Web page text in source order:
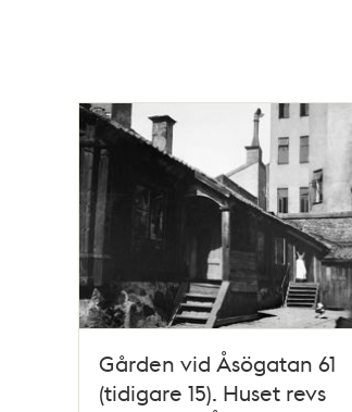
Gården vid Åsögatan 61
(tidigare 15). Huset revs